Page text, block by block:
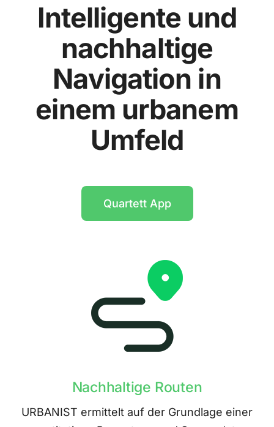
Intelligente und
nachhaltige
Navigation in
einem urbanem
Umfeld
Quartett App
Nachhaltige Routen
URBANIST ermittelt auf der Grundlage einer